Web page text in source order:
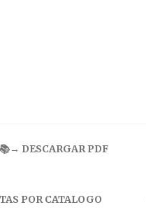
📚→ DESCARGAR PDF
POR CATALOGO